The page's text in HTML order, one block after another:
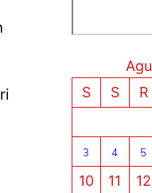
S
S R
3 4 5
10
11 12